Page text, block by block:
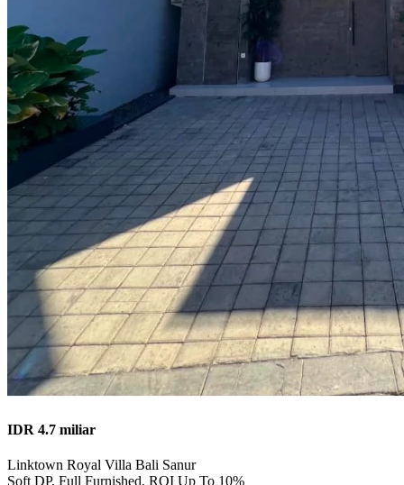
IDR 4.7 miliar
Linktown Royal Villa Bali Sanur
Soft DP, Full Furnished, ROI Up To 10%